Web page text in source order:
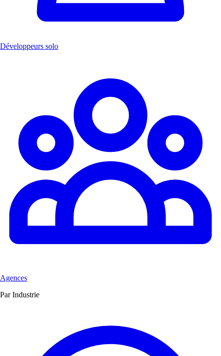
Développeurs solo
Agences
Par Industrie